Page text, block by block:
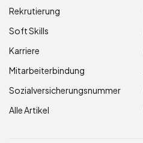
Rekrutierung
Soft Skills
Karriere
Mitarbeiterbindung
Sozialversicherungsnummer
Alle Artikel